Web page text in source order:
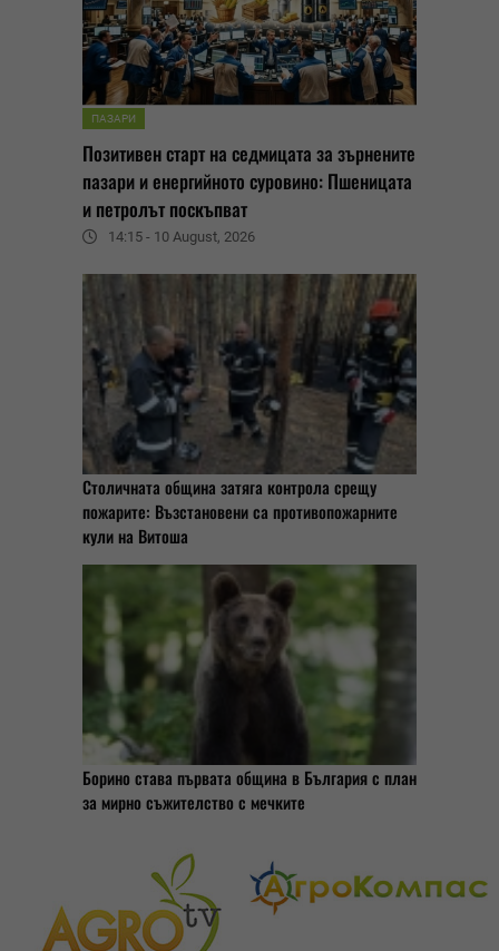
ПАЗАРИ
Позитивен старт на седмицата за зърнените
пазари и енергийното суровино: Пшеницата
и петролът поскъпват
14:15 - 10 August, 2026
Столичната община затяга контрола срещу
пожарите: Възстановени са противопожарните
кули на Витоша
Борино става първата община в България с план
за мирно съжителство с мечките